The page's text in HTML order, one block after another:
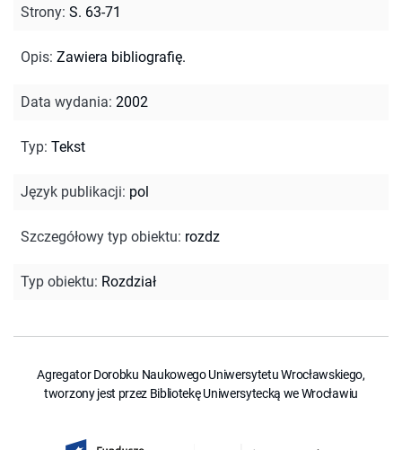
Strony: S. 63-71
Opis: Zawiera bibliografię.
Data wydania: 2002
Typ: Tekst
Język publikacji: pol
Szczegółowy typ obiektu: rozdz
Typ obiektu: Rozdział
Agregator Dorobku Naukowego Uniwersytetu Wrocławskiego,
tworzony jest przez Bibliotekę Uniwersytecką we Wrocławiu